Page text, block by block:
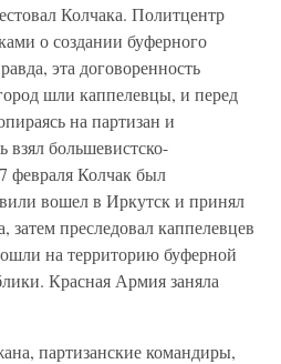
Колчака. Политцентр
о создании буферного
эта договоренность
шли каппелевцы, и перед
на партизан и
взял большевистско-
февраля Колчак был
вошел в Иркутск и принял
затем преследовал каппелевцев
на территорию буферной
Красная Армия заняла
партизанские командиры,